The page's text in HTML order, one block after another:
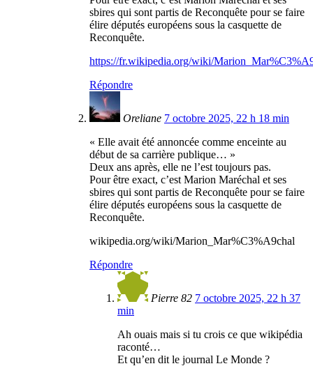
sbires qui sont partis de Reconquête pour se faire
élire députés européens sous la casquette de
Reconquête.
https://fr.wikipedia.org/wiki/
Répondre
Oreliane 7 octobre 2025, 22 h 18 min
« Elle avait été annoncée comme enceinte au
début de sa carrière publique… »
Deux ans après, elle ne l’est toujours pas.
Pour être exact, c’est Marion Maréchal et ses
sbires qui sont partis de Reconquête pour se faire
élire députés européens sous la casquette de
Reconquête.
wikipedia.org/wiki/Marion_Mar%C3%A9chal
Répondre
Pierre 82 7 octobre 2025, 22 h 37
min
Ah ouais mais si tu crois ce que wikipédia
raconté…
Et qu’en dit le journal Le Monde ?